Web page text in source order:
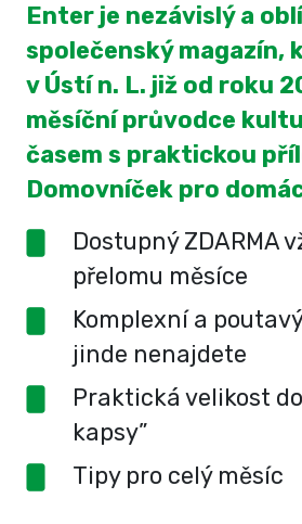
Enter je nezávislý a
společenský magazín,
v Ústí n. L. již od roku
měsíční průvodce
časem s praktickou
Domovníček pro
Dostupný ZDARMA
přelomu měsíce
Komplexní a
jinde nenajdete
Praktická velikost
kapsy”
Tipy pro celý měsíc